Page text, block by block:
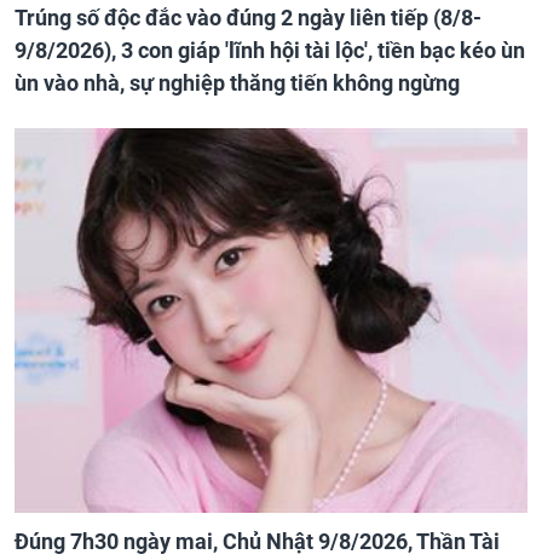
Trúng số độc đắc vào đúng 2 ngày liên tiếp (8/8-
9/8/2026), 3 con giáp 'lĩnh hội tài lộc', tiền bạc kéo ùn
ùn vào nhà, sự nghiệp thăng tiến không ngừng
Đúng 7h30 ngày mai, Chủ Nhật 9/8/2026, Thần Tài